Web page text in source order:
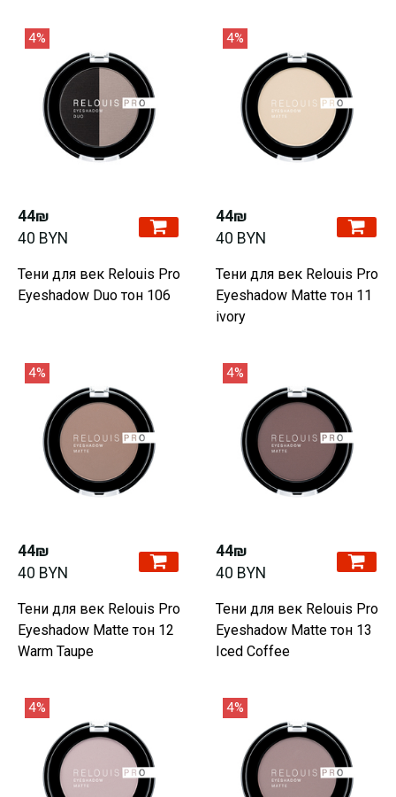
4%
44₪
40 BYN
Тени для век Relouis Pro
Eyeshadow Duo тон 106
4%
44₪
40 BYN
Тени для век Relouis Pro
Eyeshadow Matte тон 11
ivory
4%
44₪
40 BYN
Тени для век Relouis Pro
Eyeshadow Matte тон 12
Warm Taupe
4%
44₪
40 BYN
Тени для век Relouis Pro
Eyeshadow Matte тон 13
Iced Coffee
4% 4%